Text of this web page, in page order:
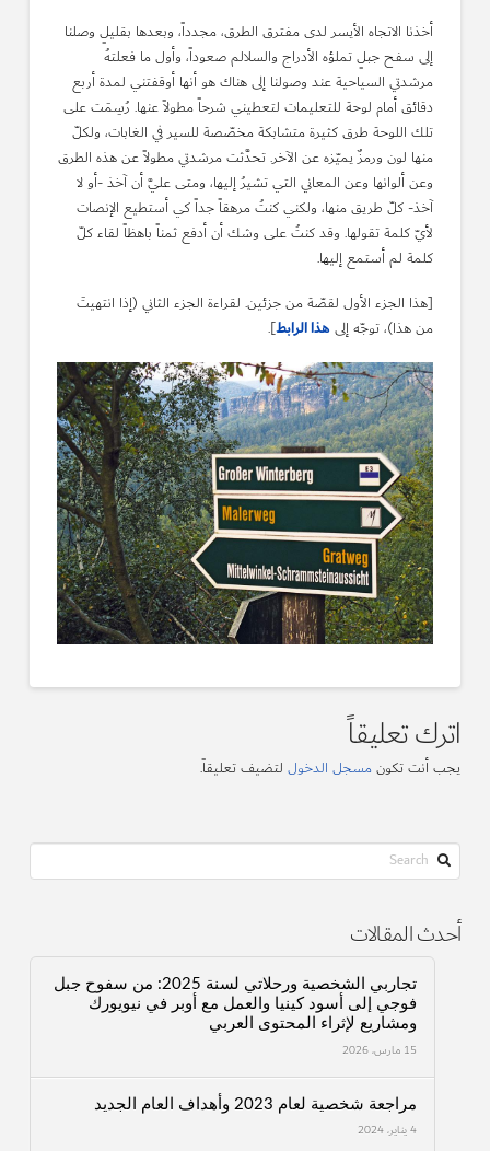
أخذنا الاتجاه الأيسر لدى مفترق الطرق، مجدداً، وبعدها بقليلٍ وصلنا
إلى سفح جبلٍ تملؤه الأدراج والسلالم صعوداً، وأول ما فعلتهُ
مرشدتي السياحية عند وصولنا إلى هناك هو أنها أوقفتني لمدة أربع
دقائق أمام لوحة للتعليمات لتعطيني شرحاً مطولاً عنها. رُسِمَت على
تلك اللوحة طرق كثيرة متشابكة مخصّصة للسير في الغابات، ولكلّ
منها لون ورمزٌ يميّزه عن الآخر. تحدَّثت مرشدتي مطولاً عن هذه الطرق
وعن ألوانها وعن المعاني التي تشيرُ إليها، ومتى عليَّ أن آخذ -أو لا
آخذ- كلّ طريق منها، ولكني كنتُ مرهقاً جداً كي أستطيع الإنصات
لأيّ كلمة تقولها. وقد كنتُ على وشك أن أدفع ثمناً باهظاً لقاء كلّ
كلمة لم أستمع إليها.
[هذا الجزء الأول لقصّة من جزئين. لقراءة الجزء الثاني (إذا انتهيتَ
من هذا)، توجّه إلىهذا الرابط].
اترك تعليقاً
يجب أنت تكونمسجل الدخوللتضيف تعليقاً.
Search
أحدث المقالات
تجاربي الشخصية ورحلاتي لسنة 2025: من سفوح جبل
فوجي إلى أسود كينيا والعمل مع أوبر في نيويورك
ومشاريع لإثراء المحتوى العربي
15 مارس، 2026
مراجعة شخصية لعام 2023 وأهداف العام الجديد
4 يناير، 2024